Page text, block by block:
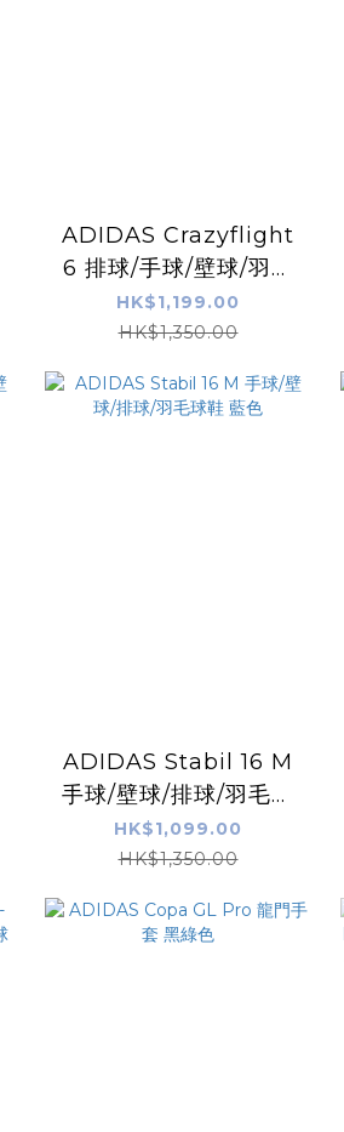
ADIDAS Crazyflight
6 排球/手球/壁球/羽毛
球鞋 白色
HK$1,199.00
HK$1,350.00
ADIDAS Stabil 16 M
手球/壁球/排球/羽毛球
鞋 藍色
HK$1,099.00
HK$1,350.00